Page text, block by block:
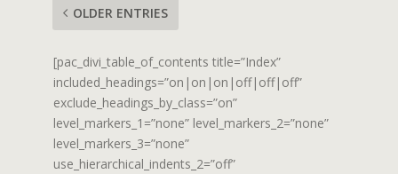
OLDER ENTRIES
[pac_divi_table_of_contents title=”Index”
included_headings=”on|on|on|off|off|off”
exclude_headings_by_class=”on”
level_markers_1=”none” level_markers_2=”none”
level_markers_3=”none”
use_hierarchical_indents_2=”off”